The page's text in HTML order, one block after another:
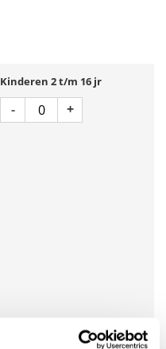
Kinderen 2 t/m 16 jr
-Min 1 +Plus 1